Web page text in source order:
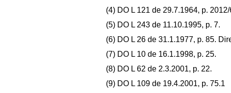
(4) DO L 121 de 29.7.1964, p.
(5) DO L 243 de 11.10.1995, p. 7.
(6) DO L 26 de 31.1.1977, p. 85.
(7) DO L 10 de 16.1.1998, p. 25.
(8) DO L 62 de 2.3.2001, p. 22.
(9) DO L 109 de 19.4.2001, p. 75.1